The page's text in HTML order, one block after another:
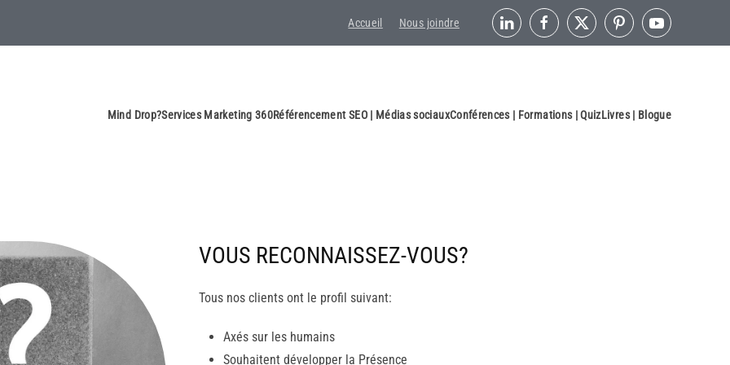
Accueil Nous joindre
Mind Drop?Services Marketing 360Référencement SEO | Médias sociauxConférences | Formations | QuizLivres | Blogue
VOUS RECONNAISSEZ-VOUS?
Tous nos clients ont le profil suivant:
Axés sur les humains
Souhaitent développer la Présence